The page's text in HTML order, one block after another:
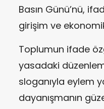
Basın Günü’nü,
girişim ve
Toplumun ifade
yasadaki
sloganıyla eylem
dayanışmanın